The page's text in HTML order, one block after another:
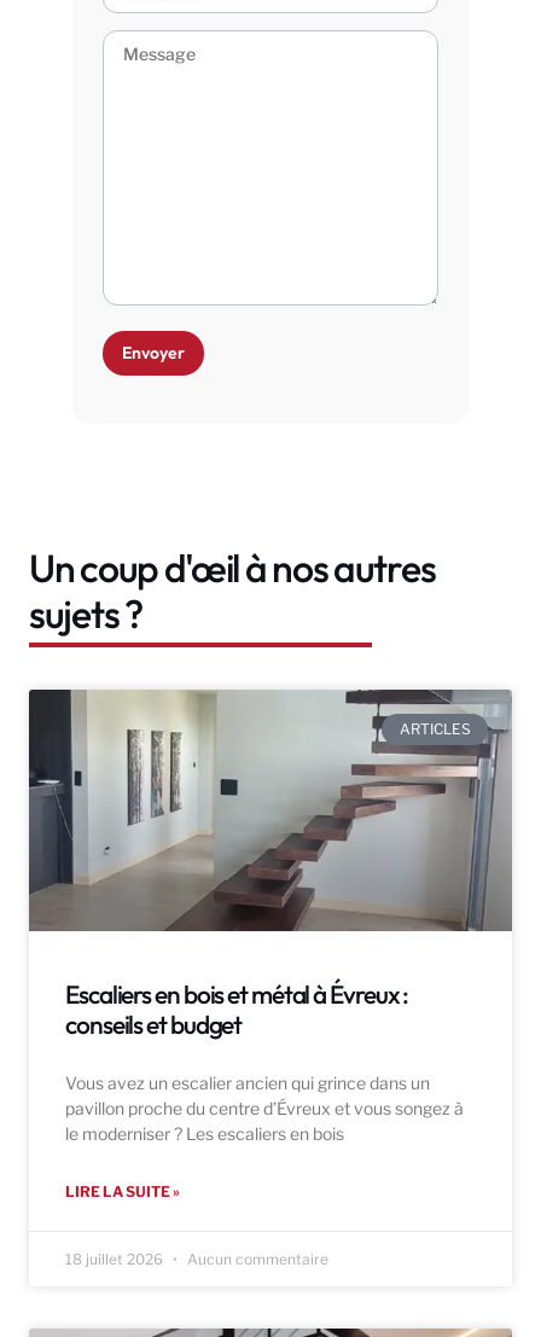
Un coup d'œil à nos autres
sujets ?
ARTICLES
Escaliers en bois et métal à Évreux :
conseils et budget
Vous avez un escalier ancien qui grince dans un
pavillon proche du centre d’Évreux et vous songez à
le moderniser ? Les escaliers en bois
LIRE LA SUITE »
18 juillet 2026 Aucun commentaire